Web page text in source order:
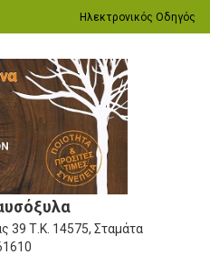
Ηλεκτρονικός Οδηγός
39 Τ.Κ. 14575, Σταμάτα